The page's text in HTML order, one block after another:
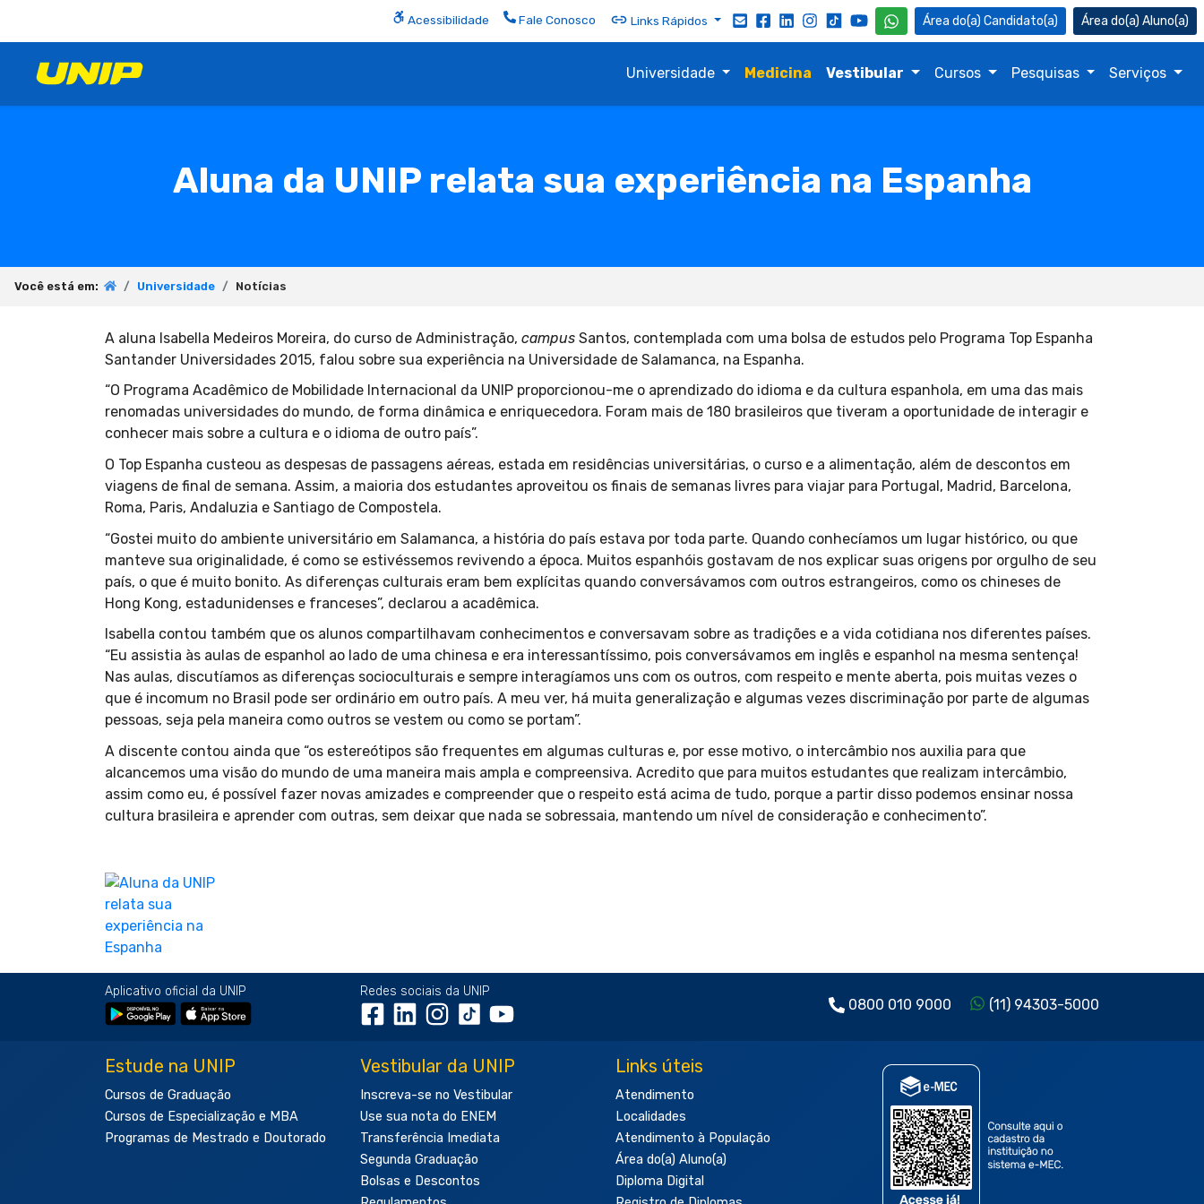
Acessibilidade Fale Conosco Links Rápidos Candidato(a) Aluno(a)
Universidade Medicina Vestibular Cursos Pesquisas Serviços
Aluna da UNIP relata sua experiência na Espanha
Você está em: Universidade Notícias
A aluna Isabella Medeiros Moreira, do curso de Administração, campus Santos, contemplada com uma bolsa de estudos pelo Programa Top Espanha
Santander Universidades 2015, falou sobre sua experiência na Universidade de Salamanca, na Espanha.
“O Programa Acadêmico de Mobilidade Internacional da UNIP proporcionou-me o aprendizado do idioma e da cultura espanhola, em uma das mais
renomadas universidades do mundo, de forma dinâmica e enriquecedora. Foram mais de 180 brasileiros que tiveram a oportunidade de interagir e
conhecer mais sobre a cultura e o idioma de outro país”.
O Top Espanha custeou as despesas de passagens aéreas, estada em residências universitárias, o curso e a alimentação, além de descontos em
viagens de final de semana. Assim, a maioria dos estudantes aproveitou os finais de semanas livres para viajar para Portugal, Madrid, Barcelona,
Roma, Paris, Andaluzia e Santiago de Compostela.
“Gostei muito do ambiente universitário em Salamanca, a história do país estava por toda parte. Quando conhecíamos um lugar histórico, ou que
manteve sua originalidade, é como se estivéssemos revivendo a época. Muitos espanhóis gostavam de nos explicar suas origens por orgulho de seu
país, o que é muito bonito. As diferenças culturais eram bem explícitas quando conversávamos com outros estrangeiros, como os chineses de
Hong Kong, estadunidenses e franceses”, declarou a acadêmica.
Isabella contou também que os alunos compartilhavam conhecimentos e conversavam sobre as tradições e a vida cotidiana nos diferentes países.
“Eu assistia às aulas de espanhol ao lado de uma chinesa e era interessantíssimo, pois conversávamos em inglês e espanhol na mesma sentença!
Nas aulas, discutíamos as diferenças socioculturais e sempre interagíamos uns com os outros, com respeito e mente aberta, pois muitas vezes o
que é incomum no Brasil pode ser ordinário em outro país. A meu ver, há muita generalização e algumas vezes discriminação por parte de algumas
pessoas, seja pela maneira como outros se vestem ou como se portam”.
A discente contou ainda que “os estereótipos são frequentes em algumas culturas e, por esse motivo, o intercâmbio nos auxilia para que
alcancemos uma visão do mundo de uma maneira mais ampla e compreensiva. Acredito que para muitos estudantes que realizam intercâmbio,
assim como eu, é possível fazer novas amizades e compreender que o respeito está acima de tudo, porque a partir disso podemos ensinar nossa
cultura brasileira e aprender com outras, sem deixar que nada se sobressaia, mantendo um nível de consideração e conhecimento”.
Aplicativo oficial da UNIP Redes sociais da UNIP
0800 010 9000 (11) 94303-5000
Estude na UNIP
Cursos de Graduação
Cursos de Especialização e MBA
Programas de Mestrado e Doutorado
Vestibular da UNIP
Inscreva-se no Vestibular
Use sua nota do ENEM
Transferência Imediata
Segunda Graduação
Bolsas e Descontos
Links úteis
Atendimento
Localidades
Atendimento à População
Área do(a) Aluno(a)
Diploma Digital